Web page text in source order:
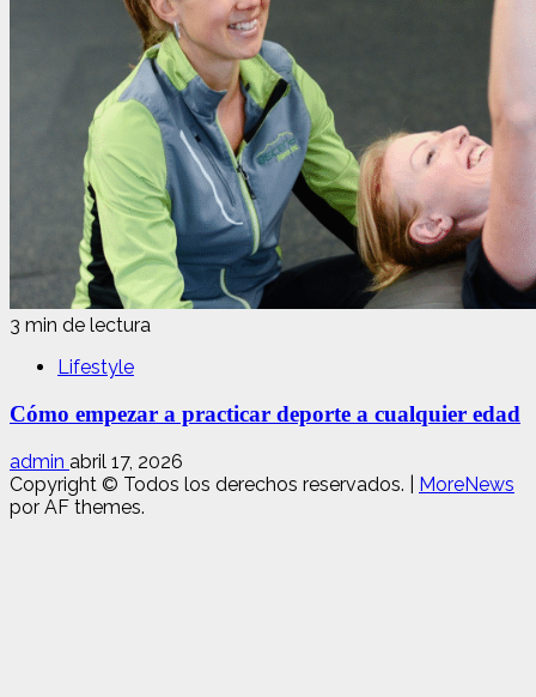
3 min de lectura
Lifestyle
Cómo empezar a practicar deporte a cualquier edad
admin abril 17, 2026
Copyright © Todos los derechos reservados.
MoreNews
por AF themes.